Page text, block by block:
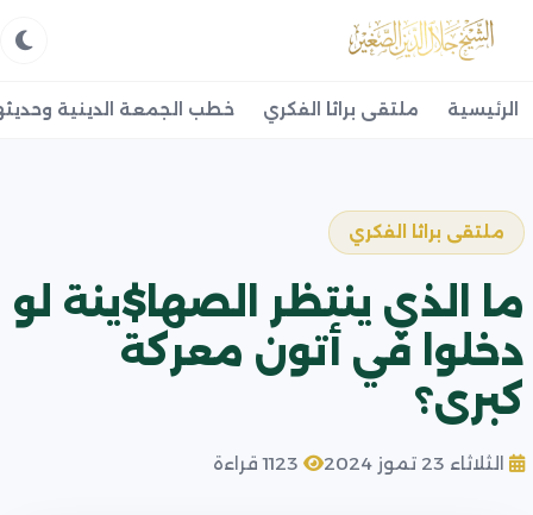
الرئيسية ملتقى براثا الفكري خطب الجمعة الدينية
ملتقى براثا الفكري
ما الذي ينتظر الصها$ينة لو
دخلوا في أتون معركة
كبرى؟
الثلاثاء 23 تموز 2024